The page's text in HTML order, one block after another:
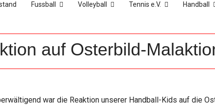
Fussball Volleyball Tennis e.V. Handball
auf Osterbild-
war die Reaktion unserer Handball-Kids auf die